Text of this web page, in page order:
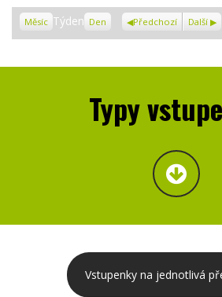
Měsíc Týden Den Předchozí Další
Typy
Vstupenky na jednotlivá